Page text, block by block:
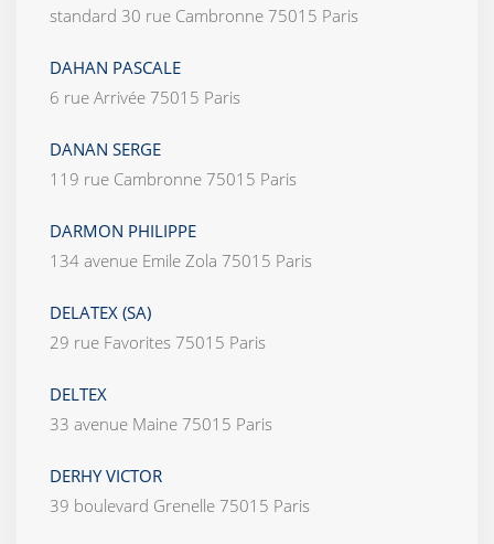
standard 30 rue Cambronne 75015 Paris
DAHAN PASCALE
6 rue Arrivée 75015 Paris
DANAN SERGE
119 rue Cambronne 75015 Paris
DARMON PHILIPPE
134 avenue Emile Zola 75015 Paris
DELATEX (SA)
29 rue Favorites 75015 Paris
DELTEX
33 avenue Maine 75015 Paris
DERHY VICTOR
39 boulevard Grenelle 75015 Paris